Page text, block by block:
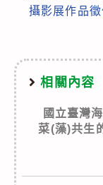
攝影展作品
相關內容
國立臺灣
菜(藻)共生